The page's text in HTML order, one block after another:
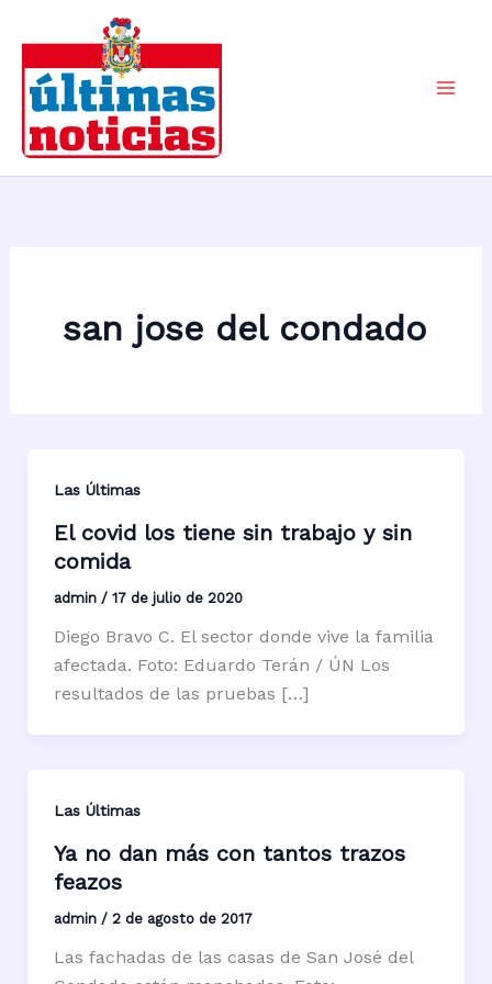
contenido
san jose del condado
Las Últimas
El covid los tiene sin trabajo y sin
comida
admin / 17 de julio de 2020
Diego Bravo C. El sector donde vive la familia
afectada. Foto: Eduardo Terán / ÚN Los
resultados de las pruebas […]
Las Últimas
Ya no dan más con tantos trazos
feazos
admin / 2 de agosto de 2017
Las fachadas de las casas de San José del